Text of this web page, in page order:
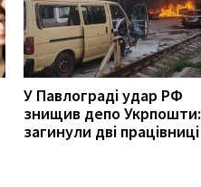
У Павлограді удар РФ
знищив депо Укрпошти:
загинули дві працівниці